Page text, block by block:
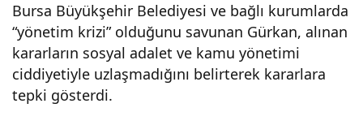
Bursa Büyükşehir Belediyesi ve bağlı kurumlarda
“yönetim krizi” olduğunu savunan Gürkan, alınan
kararların sosyal adalet ve kamu yönetimi
ciddiyetiyle uzlaşmadığını belirterek kararlara
tepki gösterdi.